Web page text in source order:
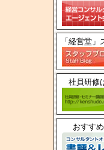
「経営堂
社員研修
おすす